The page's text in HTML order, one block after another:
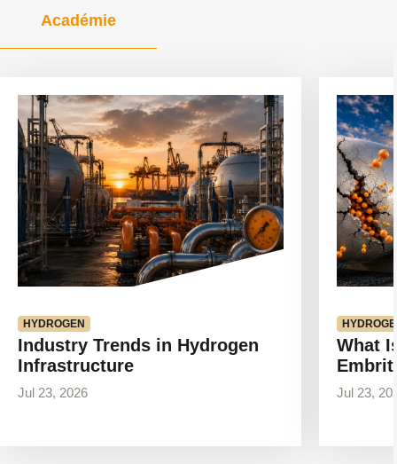
Académie
Voir
l'article
HYDROGEN
Industry Trends in Hydrogen
Infrastructure
Jul 23, 2026
Voir
l'article
What
Jul 23,